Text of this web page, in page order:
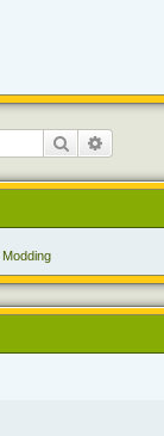
Cerca
Modding